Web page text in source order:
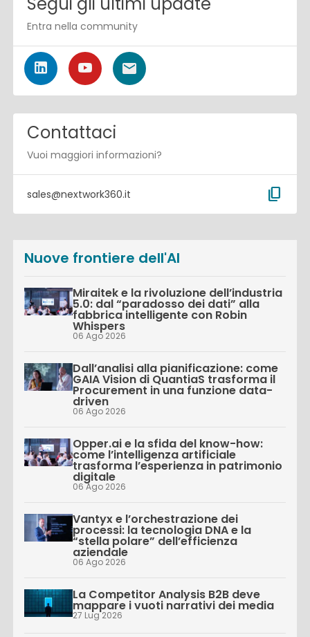
Entra nella community
Contattaci
Vuoi maggiori informazioni?
sales@nextwork360.it content_copy
Nuove frontiere dell'AI
Miraitek e la rivoluzione dell’industria
5.0: dal “paradosso dei dati” alla
fabbrica intelligente con Robin
Whispers
06 Ago 2026
Dall’analisi alla pianificazione: come
GAIA Vision di QuantiaS trasforma il
Procurement in una funzione data-
driven
06 Ago 2026
Opper.ai e la sfida del know-how:
come l’intelligenza artificiale
trasforma l’esperienza in patrimonio
digitale
06 Ago 2026
Vantyx e l’orchestrazione dei
processi: la tecnologia DNA e la
“stella polare” dell’efficienza
aziendale
06 Ago 2026
La Competitor Analysis B2B deve
mappare i vuoti narrativi dei media
27 Lug 2026